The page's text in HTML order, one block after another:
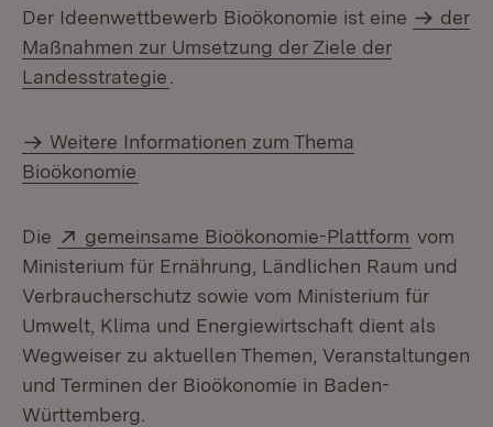
Der Ideenwettbewerb Bioökonomie ist eine
der
Maßnahmen zur Umsetzung der Ziele der
Landesstrategie
Weitere Informationen zum Thema
Bioökonomie
Die Extern:
gemeinsame Bioökonomie-Plattform (Öffnet
vom
Ministerium für Ernährung, Ländlichen Raum und
Verbraucherschutz sowie vom Ministerium für
Umwelt, Klima und Energiewirtschaft dient als
Wegweiser zu aktuellen Themen, Veranstaltungen
und Terminen der Bioökonomie in Baden-
Württemberg.